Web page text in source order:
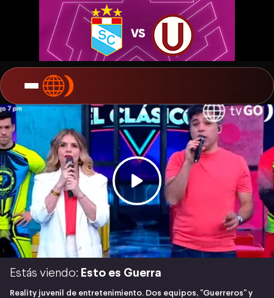
Estás viendo: Esto es Guerra
Reality juvenil de entretenimiento. Dos equipos, "Guerreros" y